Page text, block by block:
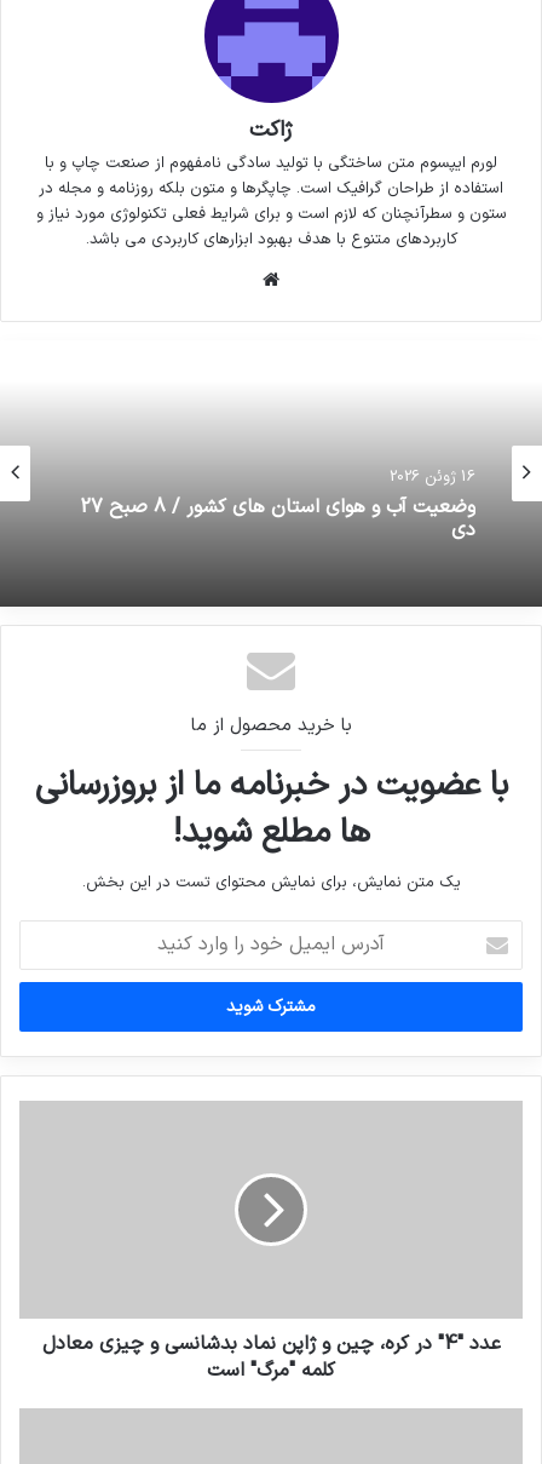
ملی فوتسال از دنیای بازی
30 سپتامبر 2021
کپی لینک
ژاکت
لورم ایپسوم متن ساختگی با تولید سادگی نامفهوم از صنعت چاپ و با
استفاده از طراحان گرافیک است. چاپگرها و متون بلکه روزنامه و مجله در
ستون و سطرآنچنان که لازم است و برای شرایط فعلی تکنولوژی مورد نیاز و
کاربردهای متنوع با هدف بهبود ابزارهای کاربردی می باشد.
16 ژوئن 2026
16 ژوئن 2026
ورزشگاه پارس شیراز، امروز با حضور وزیر ورزش و
جوانان افتتاح شد
با خرید محصول از ما
با عضویت در خبرنامه ما از بروزرسانی
ها مطلع شوید!
یک متن نمایش، برای نمایش محتوای تست در این بخش.
ایمیل
خود
وارد
کنید
عدد "4" در کره، چین و ژاپن نماد بدشانسی و چیزی معادل
کلمه "مرگ" است